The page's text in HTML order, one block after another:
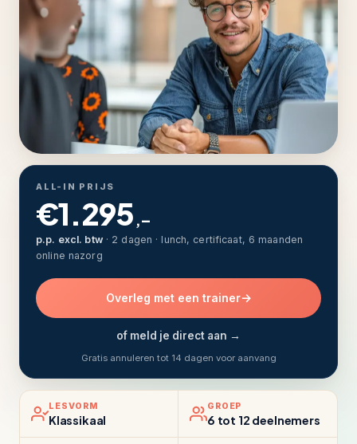
ALL-IN PRIJS
€1.295 ,–
p.p. excl. btw· 2 dagen · lunch, certificaat, 6 maanden
online nazorg
Overleg met een trainer
of meld je direct aan →
Gratis annuleren tot 14 dagen voor aanvang
LESVORM
Klassikaal
GROEP
6 tot 12 deelnemers